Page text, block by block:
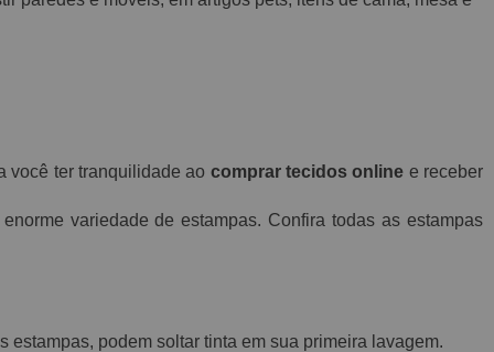
você ter tranquilidade ao comprar tecidos online e receber
variedade de estampas. Confira todas as estampas
podem soltar tinta em sua primeira lavagem.